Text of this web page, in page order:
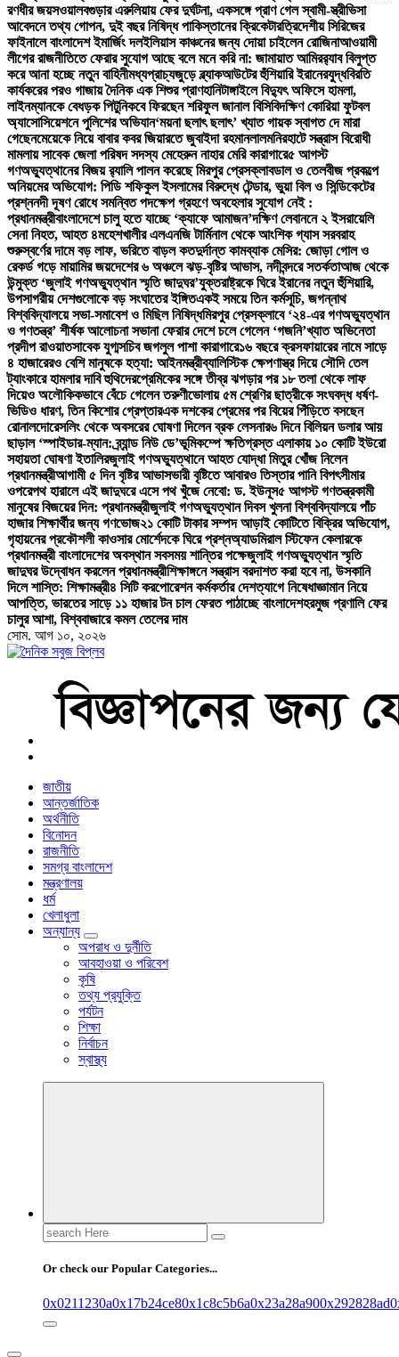
রণধীর জয়সওয়ালবগুড়ার এরুলিয়ায় ফের দুর্ঘটনা, একসঙ্গে প্রাণ গেল স্বামী-স্ত্রীভিসা
আবেদনে তথ্য গোপন, দুই বছর নিষিদ্ধ পাকিস্তানের ক্রিকেটারত্রিদেশীয় সিরিজের
ফাইনালে বাংলাদেশ ইমার্জিং দলইলিয়াস কাঞ্চনের জন্য দোয়া চাইলেন রোজিনাআওয়ামী
লীগের রাজনীতিতে ফেরার সুযোগ আছে বলে মনে করি না: জামায়াত আমিরর‍্যাব বিলুপ্ত
করে আনা হচ্ছে নতুন বাহিনীমধ্যপ্রাচ্যজুড়ে ব্ল্যাকআউটের হুঁশিয়ারি ইরানেরযুদ্ধবিরতি
কার্যকরের পরও গাজায় দৈনিক এক শিশুর প্রাণহানিটাঙ্গাইলে বিদ্যুৎ অফিসে হামলা,
লাইনম্যানকে বেধড়ক পিটুনিকবে ফিরছেন শরিফুল জানাল বিসিবিদক্ষিণ কোরিয়া ফুটবল
অ্যাসোসিয়েশনে পুলিশের অভিযান‘ময়না ছলাৎ ছলাৎ’ খ্যাত গায়ক স্বাগত দে মারা
গেছেনমেয়েকে নিয়ে বাবার কবর জিয়ারতে জুবাইদা রহমানলালমনিরহাটে সন্ত্রাস বিরোধী
মামলায় সাবেক জেলা পরিষদ সদস্য মেহেরুন নাহার মেরি কারাগারে৫ আগস্ট
গণঅভ্যুত্থানের বিজয় র‍্যালি পালন করেছে মিরপুর প্রেসক্লাবডাল ও তেলবীজ প্রকল্পে
অনিয়মের অভিযোগ: পিডি শফিকুল ইসলামের বিরুদ্ধে টেন্ডার, ভুয়া বিল ও সিন্ডিকেটের
প্রশ্ননদী দূষণ রোধে সমন্বিত পদক্ষেপ গ্রহণে অবহেলার সুযোগ নেই :
প্রধানমন্ত্রীবাংলাদেশে চালু হতে যাচ্ছে ‘ক্যাফে আমাজন’দক্ষিণ লেবাননে ২ ইসরায়েলি
সেনা নিহত, আহত ৪মহেশখালীর এলএনজি টার্মিনাল থেকে আংশিক গ্যাস সরবরাহ
শুরুস্বর্ণের দামে বড় লাফ, ভরিতে বাড়ল কতদুর্দান্ত কামব্যাক মেসির: জোড়া গোল ও
রেকর্ড গড়ে মায়ামির জয়দেশের ৬ অঞ্চলে ঝড়-বৃষ্টির আভাস, নদীবন্দরে সতর্কতাআজ থেকে
উন্মুক্ত ‘জুলাই গণঅভ্যুত্থান স্মৃতি জাদুঘর’যুক্তরাষ্ট্রকে ঘিরে ইরানের নতুন হুঁশিয়ারি,
উপসাগরীয় দেশগুলোকে বড় সংঘাতের ইঙ্গিতএকই সময়ে তিন কর্মসূচি, জগন্নাথ
বিশ্ববিদ্যালয়ে সভা-সমাবেশ ও মিছিল নিষিদ্ধমিরপুর প্রেসক্লাবে ‘২৪-এর গণঅভ্যুত্থান
ও গণতন্ত্র’ শীর্ষক আলোচনা সভানা ফেরার দেশে চলে গেলেন ‘গজনি’খ্যাত অভিনেতা
প্রদীপ রাওয়াতসাবেক যুগ্মসচিব জগলুল পাশা কারাগারে১৬ বছরে ক্রসফায়ারের নামে সাড়ে
৪ হাজারেরও বেশি মানুষকে হত্যা: আইনমন্ত্রীব্যালিস্টিক ক্ষেপণাস্ত্র দিয়ে সৌদি তেল
ট্যাংকারে হামলার দাবি হুথিদেরপ্রেমিকের সঙ্গে তীব্র ঝগড়ার পর ১৮ তলা থেকে লাফ
দিয়েও অলৌকিকভাবে বেঁচে গেলেন তরুণীভোলায় ৫ম শ্রেণির ছাত্রীকে সংঘবদ্ধ ধর্ষণ-
ভিডিও ধারণ, তিন কিশোর গ্রেপ্তারএক দশকের প্রেমের পর বিয়ের পিঁড়িতে বসছেন
রোনালদোরেসলিং থেকে অবসরের ঘোষণা দিলেন ব্রক লেসনার৬ দিনে বিলিয়ন ডলার আয়
ছাড়াল ‘স্পাইডার-ম্যান: ব্র্যান্ড নিউ ডে’ভূমিকম্পে ক্ষতিগ্রস্ত এলাকায় ১০ কোটি ইউরো
সহায়তা ঘোষণা ইতালিরজুলাই গণঅভ্যুত্থানে আহত যোদ্ধা মিতুর খোঁজ নিলেন
প্রধানমন্ত্রীআগামী ৫ দিন বৃষ্টির আভাসভারী বৃষ্টিতে আবারও তিস্তার পানি বিপৎসীমার
ওপরেপথ হারালে এই জাদুঘরে এসে পথ খুঁজে নেবো: ড. ইউনূস৫ আগস্ট গণতন্ত্রকামী
মানুষের বিজয়ের দিন: প্রধানমন্ত্রীজুলাই গণঅভ্যুত্থান দিবস খুলনা বিশ্ববিদ্যালয়ে পাঁচ
হাজার শিক্ষার্থীর জন্য গণভোজ২১ কোটি টাকার সম্পদ আড়াই কোটিতে বিক্রির অভিযোগ,
গৃহায়নের প্রকৌশলী কাওসার মোর্শেদকে ঘিরে প্রশ্নঅ্যাডমিরাল স্টিফেন কেলারকে
প্রধানমন্ত্রী বাংলাদেশের অবস্থান সবসময় শান্তির পক্ষেজুলাই গণঅভ্যুত্থান স্মৃতি
জাদুঘর উদ্বোধন করলেন প্রধানমন্ত্রীশিক্ষাঙ্গনে সন্ত্রাস বরদাশত করা হবে না, উসকানি
দিলে শাস্তি: শিক্ষামন্ত্রী৪ সিটি করপোরেশন কর্মকর্তার দেশত্যাগে নিষেধাজ্ঞামান নিয়ে
আপত্তি, ভারতের সাড়ে ১১ হাজার টন চাল ফেরত পাঠাচ্ছে বাংলাদেশহরমুজ প্রণালি ফের
চালুর আশা, বিশ্ববাজারে কমল তেলের দাম
সোম. আগ ১০, ২০২৬
বাংলা নিউজ পেপার
জাতীয়
আন্তর্জাতিক
অর্থনীতি
বিনোদন
রাজনীতি
সমগ্র বাংলাদেশ
মন্ত্রণালয়
ধর্ম
খেলাধুলা
অন্যান্য
অপরাধ ও দুর্নীতি
আবহাওয়া ও পরিবেশ
কৃষি
তথ্য প্রযুক্তি
পর্যটন
শিক্ষা
নির্বাচন
স্বাস্থ্য
Search
for:
Or check our Popular Categories...
0x0211230a0x17b24ce80x1c8c5b6a0x23a28a900x292828ad